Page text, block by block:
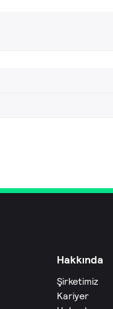
Hakkında
Şirketimiz
Kariyer